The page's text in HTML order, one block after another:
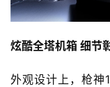
炫酷全塔机箱 细节
外观设计上，枪神